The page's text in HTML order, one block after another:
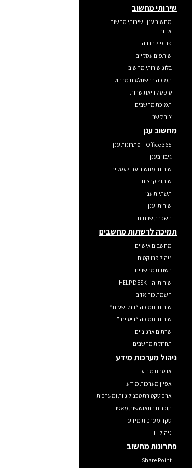
שירותי מחשוב
מחשוב ענן | שירותי מחשוב –
אדום
פרופיל חברה
שותפים עסקיים
בלוג שירותי מחשוב
תמיכה בהשתלטות מרחוק
טופס קריאת שרות
תמיכת מחשבים
צור קשר
מחשוב ענן
Office 365 – פתרונות ענן
גיבוי בענן
שירותי מחשוב ענן לעסקים
שיתוף קבצים
תשתיות ענן
שירותי ענן
השכרת שרתים
תמיכה לרשתות מחשבים
מחשבים אישיים
ניהול פרויקטים
רשתות מחשבים
שירותי ה – HELP DESK
השמת כוח אדם
שירותי תמיכה “בנק שעות”
שירותי תמיכה “ריטיינר”
שרתים ארגוניים
תחזוקת מחשבים
ניהול מערכות מידע
אבטחת מידע
אפיון מערכות מידע
ארכיטקטורת טכנולוגיות ומערכות
תוכנית התאוששות מאסון
סקר מערכות מידע
ניהול IT
פתרונות מחשוב
Share Point